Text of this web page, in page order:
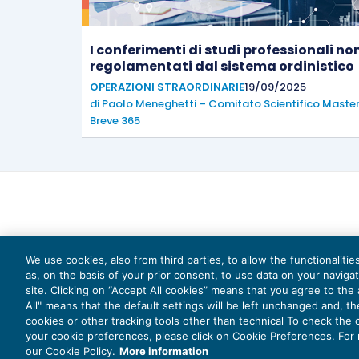
I conferimenti di studi professionali
regolamentati dal sistema ordinistico
OPERAZIONI STRAORDINARIE19/09/2025
di Paolo Meneghetti – Comitato Scientifico Master
Breve 365
We use cookies, also from third parties, to allow the
as, on the basis of your prior consent, to use data on your
site. Clicking on “Accept All cookies” means that you agree to
All" means that the default settings will be left unchanged and,
cookies or other tracking tools other than technical To check the
your cookie preferences, please click on Cookie Preferences.
our Cookie Policy. More information